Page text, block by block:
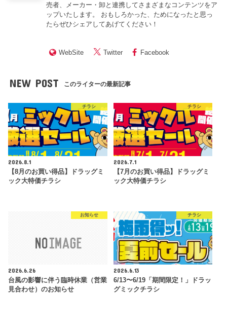
売者、メーカー・卸と連携してさまざまなコンテンツをア
ップいたします。 おもしろかった、ためになったと思っ
たらぜひシェアしてあげてください！
WebSite Twitter Facebook
NEW POST このライターの最新記事
チラシ
2026.8.1
【8月のお買い得品】ドラッグミ
ック大特価チラシ
チラシ
2026.7.1
【7月のお買い得品】ドラッグミ
ック大特価チラシ
お知らせ
2026.6.26
台風の影響に伴う臨時休業（営業
見合わせ）のお知らせ
チラシ
2026.6.13
6/13〜6/19「期間限定！」ドラッ
グミックチラシ